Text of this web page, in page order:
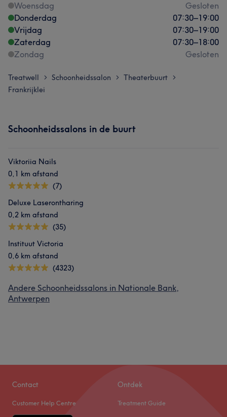
Woensdag
Gesloten
Donderdag
07:30–19:00
Vrijdag
07:30–19:00
Zaterdag
07:30–18:00
Zondag
Gesloten
Treatwell > Schoonheidssalon > Theaterbuurt >
Frankrijklei
Schoonheidssalons in de buurt
Viktoriia Nails
0,1 km afstand
(7)
Deluxe Laserontharing
0,2 km afstand
(35)
Instituut Victoria
0,6 km afstand
(4323)
Andere Schoonheidssalons in Nationale Bank,
Antwerpen
Contact
Customer Help Centre
Ontdek
Treatment Guide